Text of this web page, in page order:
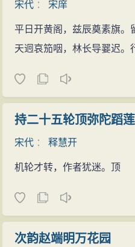
宋代 ： 宋庠
平日开黄阁，兹辰奠素旗。
天迥哀笳咽，林长导翣迟。
持二十五轮顶弥陀蹈
宋代 ：释慧开
机轮才转，作者犹迷。顶
次韵赵端明万花园